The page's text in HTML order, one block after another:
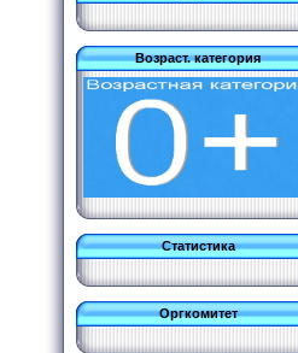
Возраст. категория
Статистика
Оргкомитет